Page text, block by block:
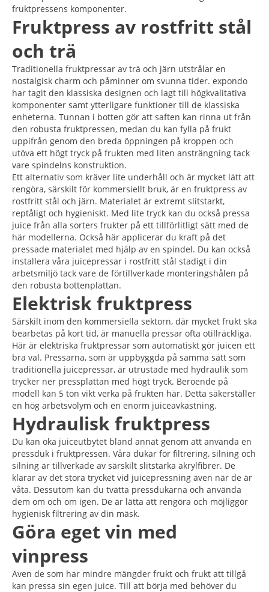
fruktpressens komponenter.
Fruktpress av rostfritt stål
och trä
Traditionella fruktpressar av trä och järn utstrålar en
nostalgisk charm och påminner om svunna tider. expondo
har tagit den klassiska designen och lagt till högkvalitativa
komponenter samt ytterligare funktioner till de klassiska
enheterna. Tunnan i botten gör att saften kan rinna ut från
den robusta fruktpressen, medan du kan fylla på frukt
uppifrån genom den breda öppningen på kroppen och
utöva ett högt tryck på frukten med liten ansträngning tack
vare spindelns konstruktion.
Ett alternativ som kräver lite underhåll och är mycket lätt att
rengöra, särskilt för kommersiellt bruk, är en fruktpress av
rostfritt stål och järn. Materialet är extremt slitstarkt,
reptåligt och hygieniskt. Med lite tryck kan du också pressa
juice från alla sorters frukter på ett tillförlitligt sätt med de
här modellerna. Också här applicerar du kraft på det
pressade materialet med hjälp av en spindel. Du kan också
installera våra juicepressar i rostfritt stål stadigt i din
arbetsmiljö tack vare de förtillverkade monteringshålen på
den robusta bottenplattan.
Elektrisk fruktpress
Särskilt inom den kommersiella sektorn, där mycket frukt ska
bearbetas på kort tid, är manuella pressar ofta otillräckliga.
Här är elektriska fruktpressar som automatiskt gör juicen ett
bra val. Pressarna, som är uppbyggda på samma sätt som
traditionella juicepressar, är utrustade med hydraulik som
trycker ner pressplattan med högt tryck. Beroende på
modell kan 5 ton vikt verka på frukten här. Detta säkerställer
en hög arbetsvolym och en enorm juiceavkastning.
Hydraulisk fruktpress
Du kan öka juiceutbytet bland annat genom att använda en
pressduk i fruktpressen. Våra dukar för filtrering, silning och
silning är tillverkade av särskilt slitstarka akrylfibrer. De
klarar av det stora trycket vid juicepressning även när de är
våta. Dessutom kan du tvätta pressdukarna och använda
dem om och om igen. De är lätta att rengöra och möjliggör
hygienisk filtrering av din mäsk.
Göra eget vin med
vinpress
Även de som har mindre mängder frukt och frukt att tillgå
kan pressa sin egen juice. Till att börja med behöver du